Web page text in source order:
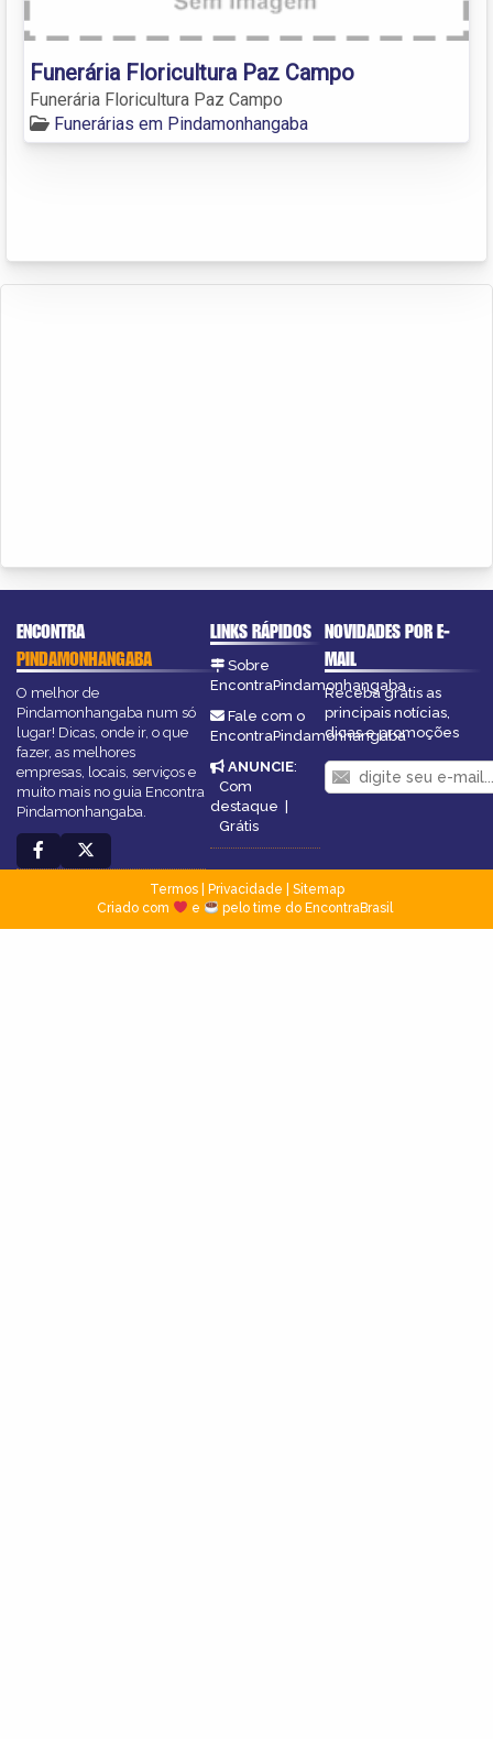
Funerária Floricultura Paz Campo
Funerária Floricultura Paz Campo
Funerárias em Pindamonhangaba
ENCONTRA
PINDAMONHANGABA
O melhor de
Pindamonhangaba num só
lugar! Dicas, onde ir, o que
fazer, as melhores
empresas, locais, serviços e
muito mais no guia Encontra
Pindamonhangaba.
LINKS RÁPIDOS
Sobre
EncontraPindamonhangaba
Fale com o
EncontraPindamonhangaba
ANUNCIE:
Com
destaque |
Grátis
NOVIDADES POR E-
MAIL
Receba grátis as
principais notícias,
dicas e promoções
Termos| Privacidade
Sitemap
Criado com
e pelo time do EncontraBrasil